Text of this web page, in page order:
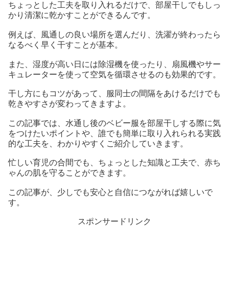
ちょっとした工夫を取り入れるだけで、部屋干しでもしっ
かり清潔に乾かすことができるんです。
例えば、風通しの良い場所を選んだり、洗濯が終わったら
なるべく早く干すことが基本。
また、湿度が高い日には除湿機を使ったり、扇風機やサー
キュレーターを使って空気を循環させるのも効果的です。
干し方にもコツがあって、服同士の間隔をあけるだけでも
乾きやすさが変わってきますよ。
この記事では、水通し後のベビー服を部屋干しする際に気
をつけたいポイントや、誰でも簡単に取り入れられる実践
的な工夫を、わかりやすくご紹介していきます。
忙しい育児の合間でも、ちょっとした知識と工夫で、赤ち
ゃんの肌を守ることができます。
この記事が、少しでも安心と自信につながれば嬉しいで
す。
スポンサードリンク